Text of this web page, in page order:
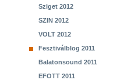
Sziget 2012
SZIN 2012
VOLT 2012
Fesztiválblog 2011
Balatonsound 2011
EFOTT 2011